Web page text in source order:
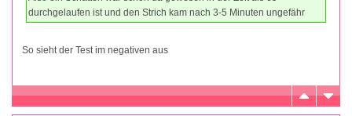
durchgelaufen ist und den Strich kam nach 3-5 Minuten ungefähr
So sieht der Test im negativen aus